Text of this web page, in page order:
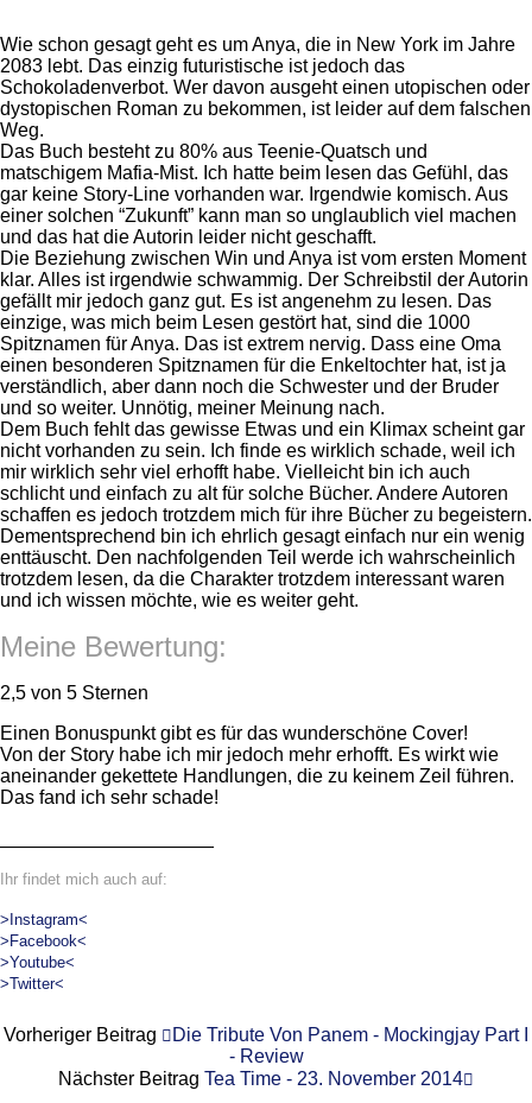
Wie schon gesagt geht es um Anya, die in New York im Jahre
2083 lebt. Das einzig futuristische ist jedoch das
Schokoladenverbot. Wer davon ausgeht einen utopischen oder
dystopischen Roman zu bekommen, ist leider auf dem falschen
Weg.
Das Buch besteht zu 80% aus Teenie-Quatsch und
matschigem Mafia-Mist. Ich hatte beim lesen das Gefühl, das
gar keine Story-Line vorhanden war. Irgendwie komisch. Aus
einer solchen “Zukunft” kann man so unglaublich viel machen
und das hat die Autorin leider nicht geschafft.
Die Beziehung zwischen Win und Anya ist vom ersten Moment
klar. Alles ist irgendwie schwammig. Der Schreibstil der Autorin
gefällt mir jedoch ganz gut. Es ist angenehm zu lesen. Das
einzige, was mich beim Lesen gestört hat, sind die 1000
Spitznamen für Anya. Das ist extrem nervig. Dass eine Oma
einen besonderen Spitznamen für die Enkeltochter hat, ist ja
verständlich, aber dann noch die Schwester und der Bruder
und so weiter. Unnötig, meiner Meinung nach.
Dem Buch fehlt das gewisse Etwas und ein Klimax scheint gar
nicht vorhanden zu sein. Ich finde es wirklich schade, weil ich
mir wirklich sehr viel erhofft habe. Vielleicht bin ich auch
schlicht und einfach zu alt für solche Bücher. Andere Autoren
schaffen es jedoch trotzdem mich für ihre Bücher zu begeistern.
Dementsprechend bin ich ehrlich gesagt einfach nur ein wenig
enttäuscht. Den nachfolgenden Teil werde ich wahrscheinlich
trotzdem lesen, da die Charakter trotzdem interessant waren
und ich wissen möchte, wie es weiter geht.
Meine Bewertung:
2,5 von 5 Sternen
Einen Bonuspunkt gibt es für das wunderschöne Cover!
Von der Story habe ich mir jedoch mehr erhofft. Es wirkt wie
aneinander gekettete Handlungen, die zu keinem Zeil führen.
Das fand ich sehr schade!
Ihr findet mich auch auf:
>Instagram<
>Facebook<
>Youtube<
>Twitter<
Vorheriger Beitrag
Die Tribute Von Panem - Mockingjay Part I
- Review
Nächster Beitrag Tea Time - 23. November 2014